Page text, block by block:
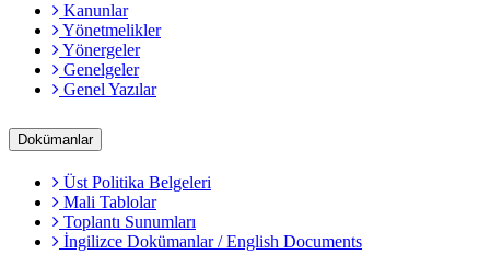
Kanunlar
Yönetmelikler
Yönergeler
Genelgeler
Genel Yazılar
Dokümanlar
Üst Politika Belgeleri
Mali Tablolar
Toplantı Sunumları
İngilizce Dokümanlar / English Documents